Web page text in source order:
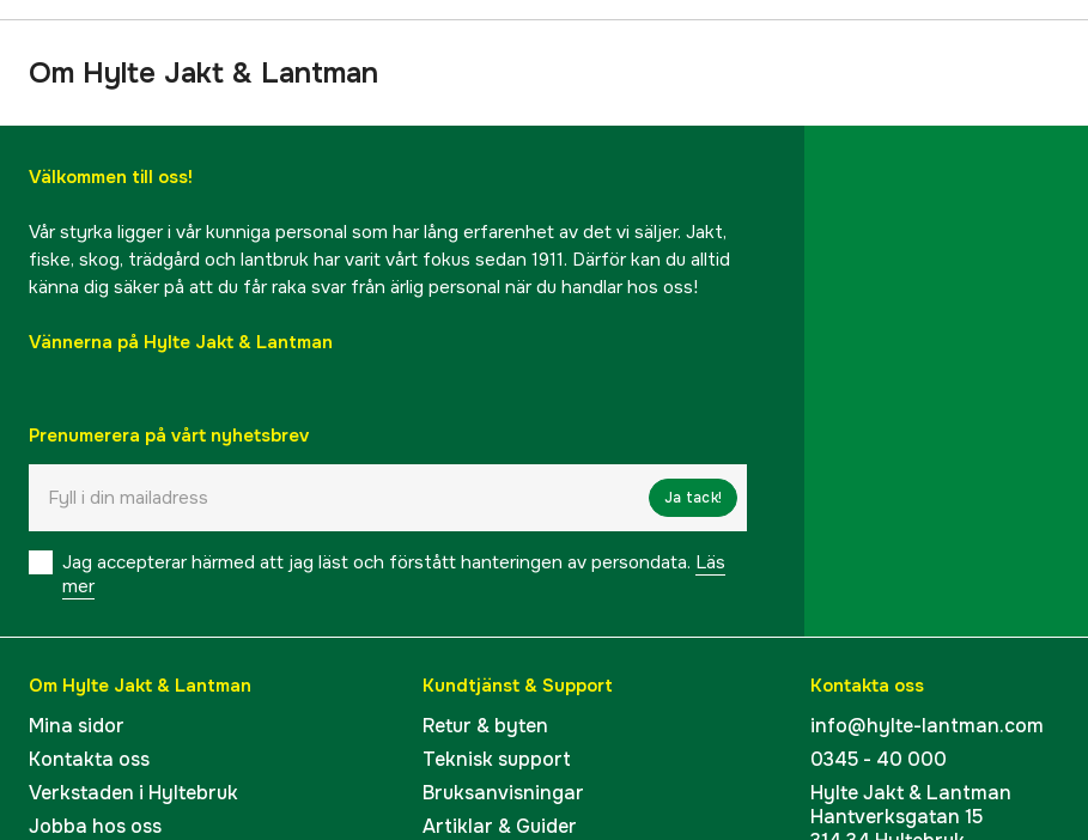
Om Hylte Jakt & Lantman
Välkommen till oss!
Vår styrka ligger i vår kunniga personal som har lång erfarenhet av det vi säljer. Jakt,
fiske, skog, trädgård och lantbruk har varit vårt fokus sedan 1911. Därför kan du alltid
känna dig säker på att du får raka svar från ärlig personal när du handlar hos oss!
Vännerna på Hylte Jakt & Lantman
Prenumerera på vårt nyhetsbrev
Ja tack!
Jag accepterar härmed att jag läst och förstått hanteringen av persondata. Läs
mer
Om Hylte Jakt & Lantman
Mina sidor
Kontakta oss
Verkstaden i Hyltebruk
Jobba hos oss
Kundtjänst & Support
Retur & byten
Teknisk support
Bruksanvisningar
Artiklar & Guider
Kontakta oss
info@hylte-lantman.com
0345 - 40 000
Hylte Jakt & Lantman
Hantverksgatan 15